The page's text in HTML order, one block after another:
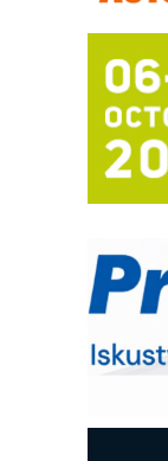
Trajna
IB